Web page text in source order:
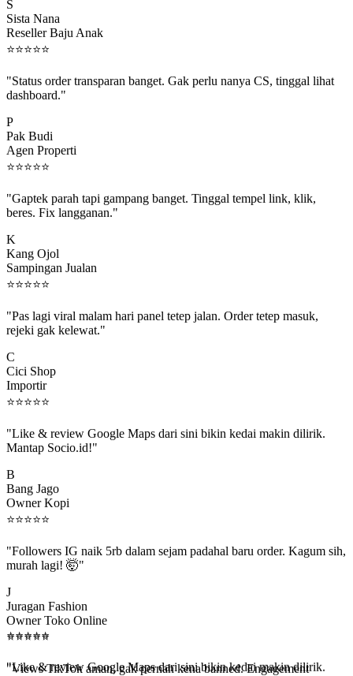
Sista Nana
Reseller Baju Anak
⭐⭐⭐⭐⭐
dashboard."
Pak Budi
Agen Properti
⭐⭐⭐⭐⭐
beres. Fix langganan."
Kang Ojol
Sampingan Jualan
⭐⭐⭐⭐⭐
rejeki gak kelewat."
Cici Shop
Importir
⭐⭐⭐⭐⭐
Mantap Socio.id!"
Bang Jago
Owner Kopi
⭐⭐⭐⭐ ⭐
murah lagi! 🤯"
Juragan Fashion
Owner Toko Online
⭐⭐⭐⭐ ⭐
beneran naik, algoritma suka."